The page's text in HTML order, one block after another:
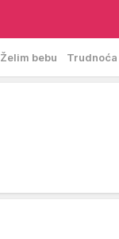
Želim bebu Trudnoća